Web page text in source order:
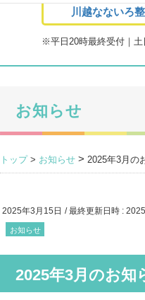
川越なないろ
※平日20時最終受付｜
お知らせ
トップ> お知らせ > 2025年3月の
2025年3月15日 / 最終更新日時 :
お知らせ
2025年3月のお知